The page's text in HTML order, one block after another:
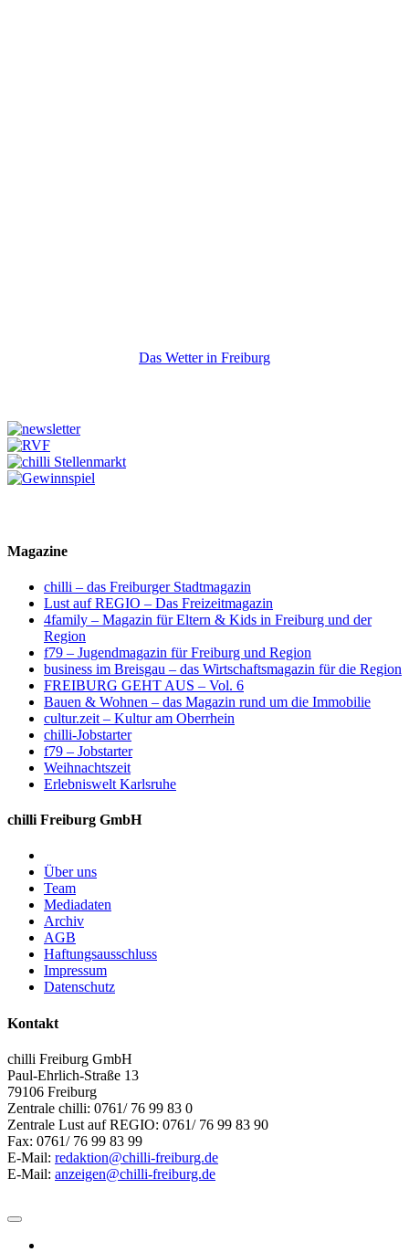
Das Wetter in Freiburg
Magazine
chilli – das Freiburger Stadtmagazin
Lust auf REGIO – Das Freizeitmagazin
4family – Magazin für Eltern & Kids in Freiburg und der
Region
f79 – Jugendmagazin für Freiburg und Region
business im Breisgau – das Wirtschaftsmagazin für die Region
FREIBURG GEHT AUS – Vol. 6
Bauen & Wohnen – das Magazin rund um die Immobilie
cultur.zeit – Kultur am Oberrhein
chilli-Jobstarter
f79 – Jobstarter
Weihnachtszeit
Erlebniswelt Karlsruhe
chilli Freiburg GmbH
Über uns
Team
Mediadaten
Archiv
AGB
Haftungsausschluss
Impressum
Datenschutz
Kontakt
chilli Freiburg GmbH
Paul-Ehrlich-Straße 13
79106 Freiburg
Zentrale chilli: 0761/ 76 99 83 0
Zentrale Lust auf REGIO: 0761/ 76 99 83 90
Fax: 0761/ 76 99 83 99
E-Mail: redaktion@chilli-freiburg.de
E-Mail: anzeigen@chilli-freiburg.de